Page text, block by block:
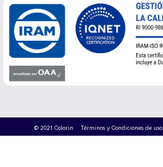
© 2021 Colorin Términos y Condiciones de uso